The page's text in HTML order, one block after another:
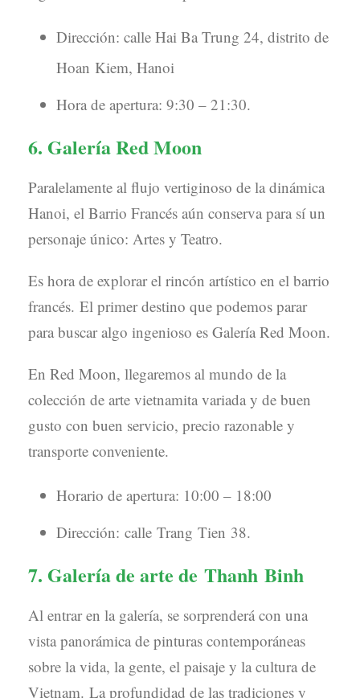
Dirección: calle Hai Ba Trung 24, distrito de
Hoan Kiem, Hanoi
Hora de apertura: 9:30 – 21:30.
6. Galería Red Moon
Paralelamente al flujo vertiginoso de la dinámica
Hanoi, el Barrio Francés aún conserva para sí un
personaje único: Artes y Teatro.
Es hora de explorar el rincón artístico en el barrio
francés. El primer destino que podemos parar
para buscar algo ingenioso es Galería Red Moon.
En Red Moon, llegaremos al mundo de la
colección de arte vietnamita variada y de buen
gusto con buen servicio, precio razonable y
transporte conveniente.
Horario de apertura: 10:00 – 18:00
Dirección: calle Trang Tien 38.
7. Galería de arte de Thanh Binh
Al entrar en la galería, se sorprenderá con una
vista panorámica de pinturas contemporáneas
sobre la vida, la gente, el paisaje y la cultura de
Vietnam. La profundidad de las tradiciones y